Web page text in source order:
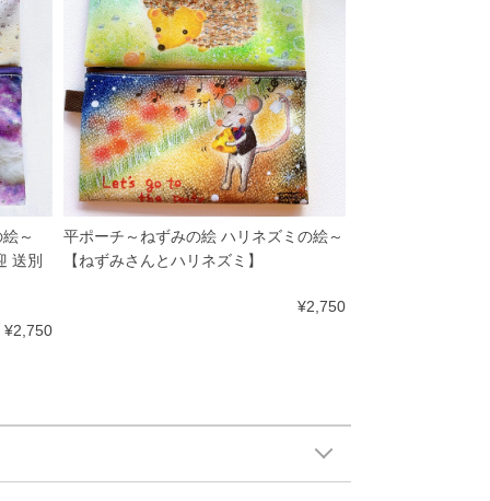
～
送別
¥2,750
平ポーチ～ねずみの絵 ハリネズミの絵～
【ねずみさんとハリネズミ】
¥2,750